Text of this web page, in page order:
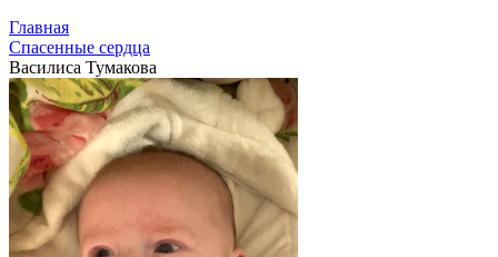
Главная
Спасенные сердца
Василиса Тумакова